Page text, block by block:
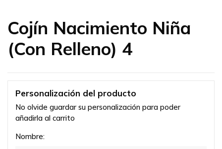
Cojín Nacimiento Niña
(Con Relleno) 4
Personalización del producto
No olvide guardar su personalización para poder
añadirla al carrito
Nombre: